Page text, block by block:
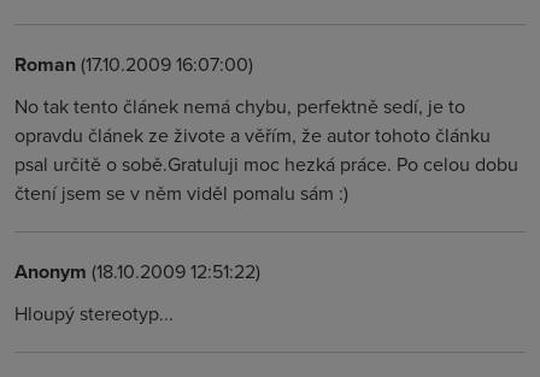
Roman(17.10.2009 16:07:00)
No tak tento článek nemá chybu, perfektně sedí, je to
opravdu článek ze živote a věřím, že autor tohoto článku
psal určitě o sobě.Gratuluji moc hezká práce. Po celou dobu
čtení jsem se v něm viděl pomalu sám :)
Anonym (18.10.2009 12:51:22)
Hloupý stereotyp...